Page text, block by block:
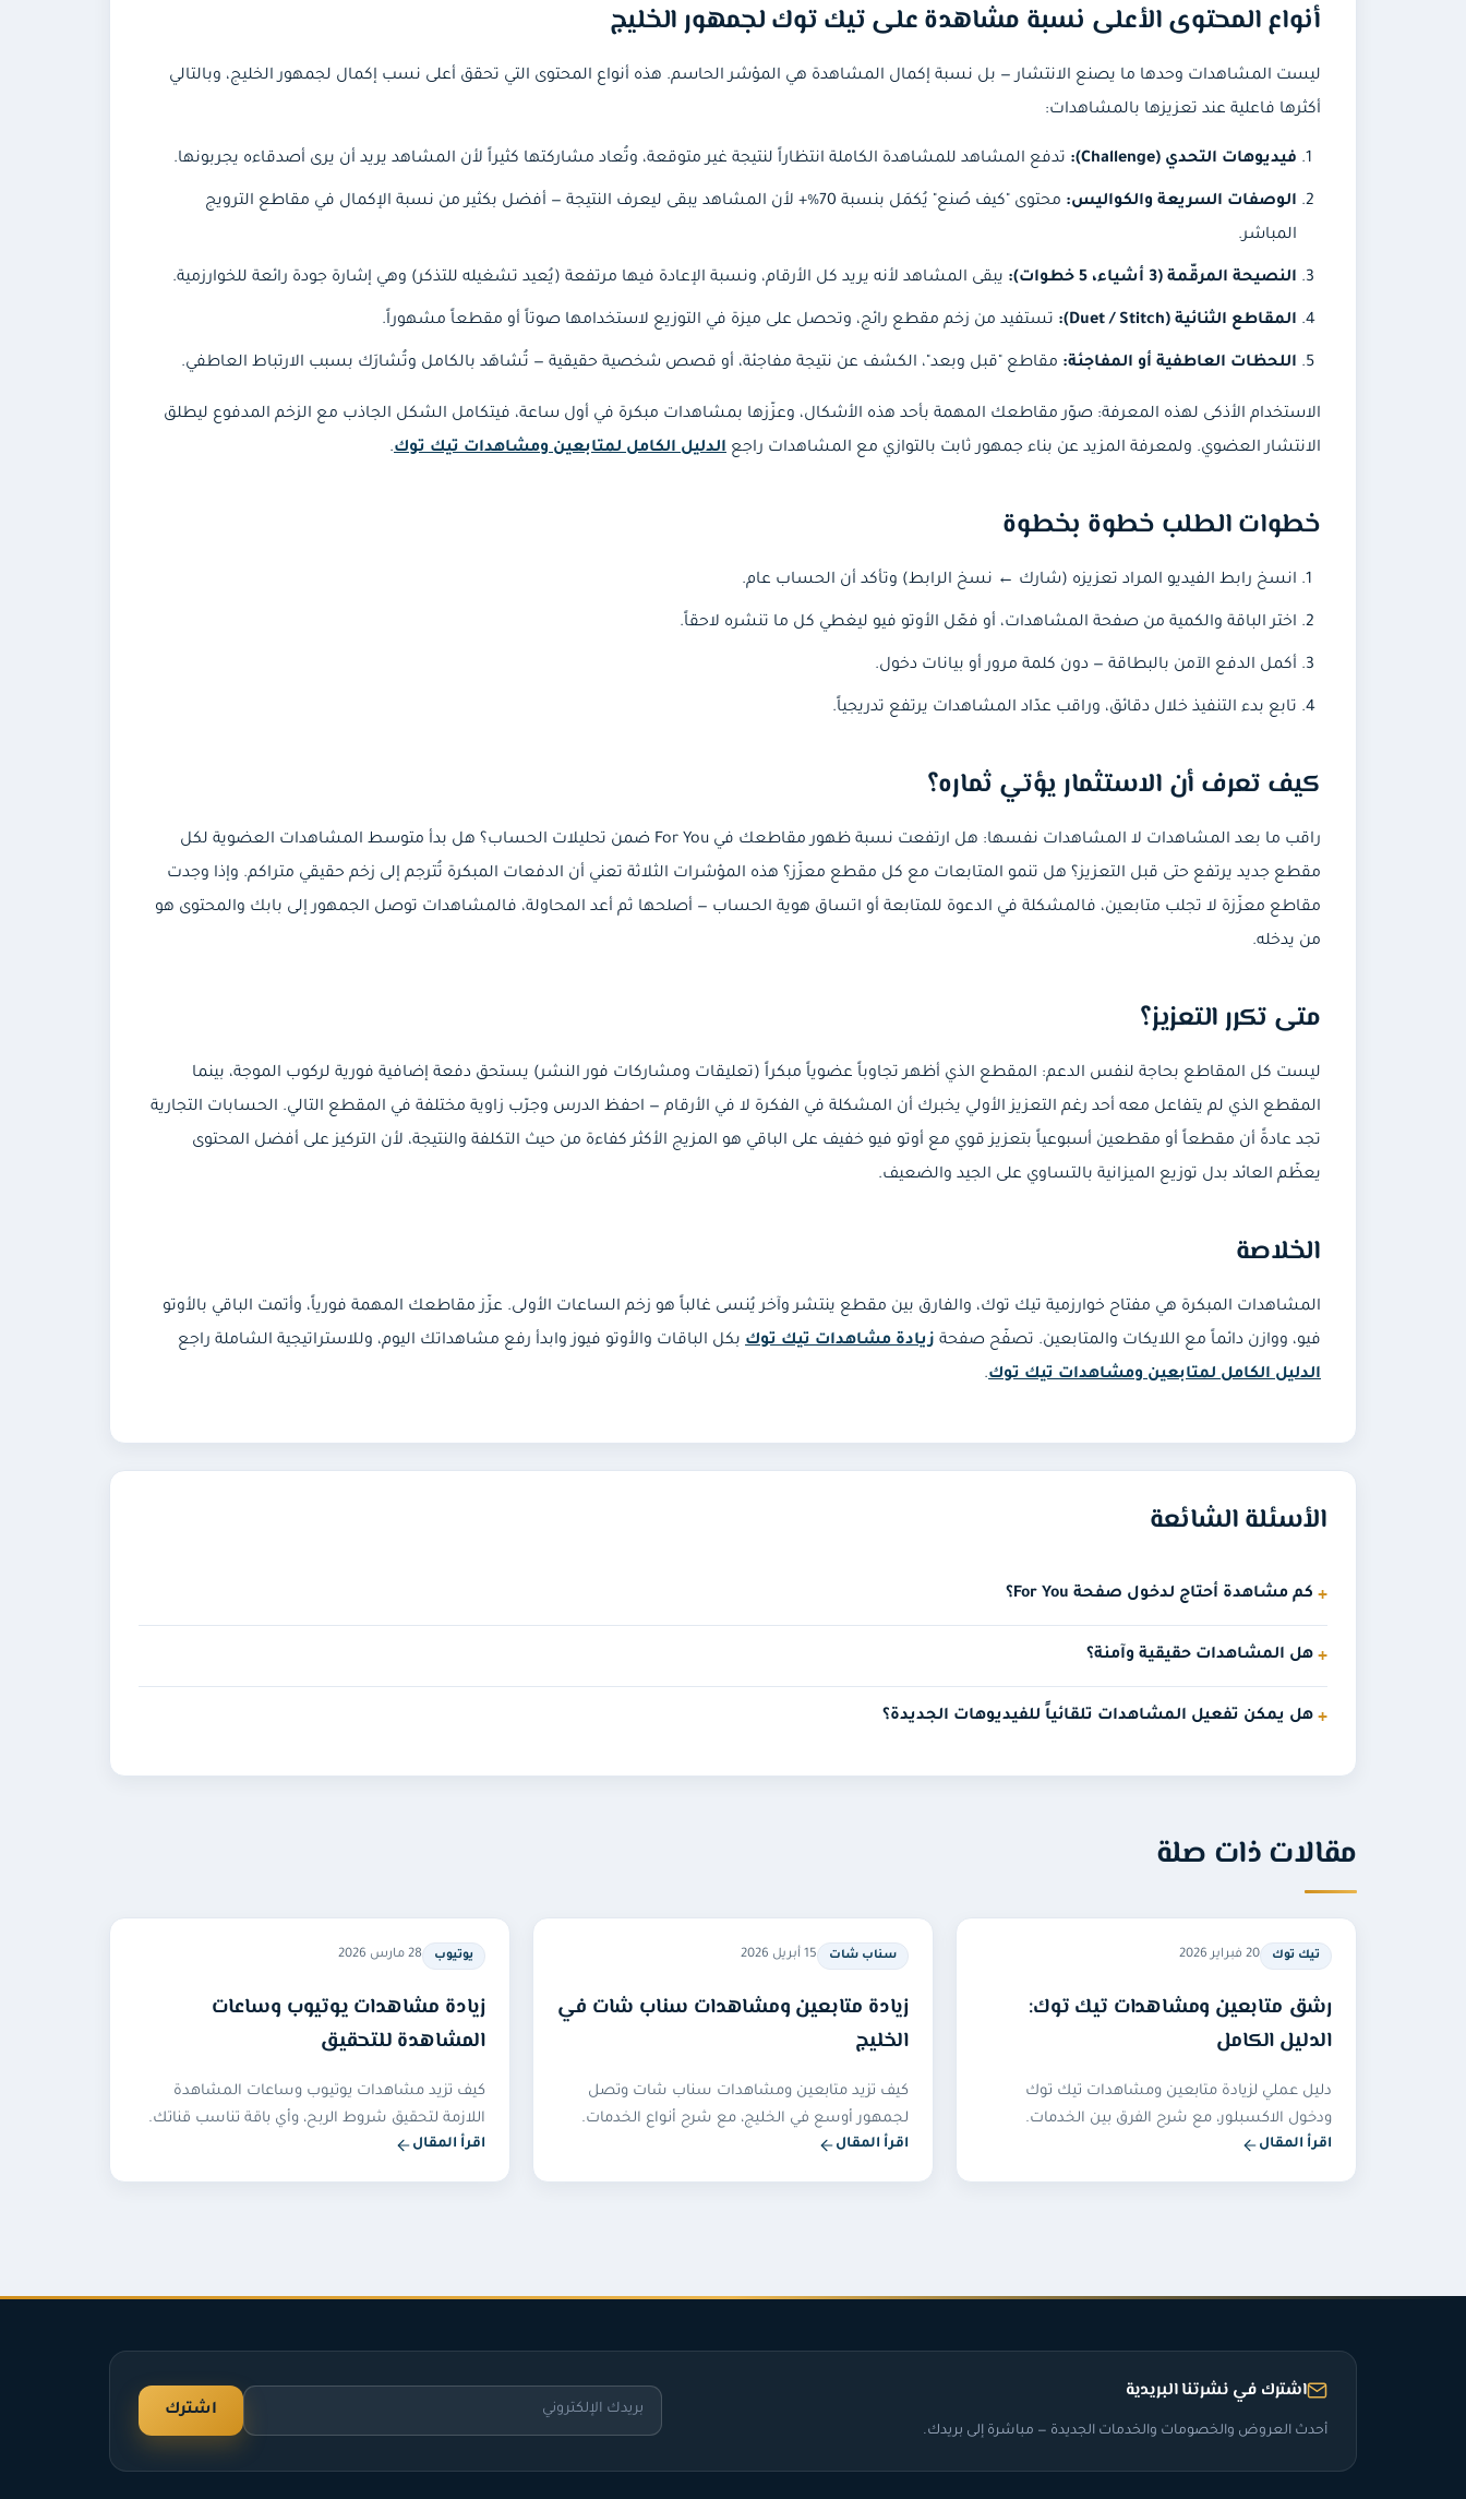
أنواع المحتوى الأعلى نسبة مشاهدة على تيك توك لجمهور الخليج
ليست المشاهدات وحدها ما يصنع الانتشار — بل نسبة إكمال المشاهدة هي المؤشر الحاسم. هذه أنواع المحتوى التي تحقق أعلى نسب إكمال لجمهور الخليج، وبالتالي
أكثرها فاعلية عند تعزيزها بالمشاهدات:
فيديوهات التحدي (Challenge): تدفع المشاهد للمشاهدة الكاملة انتظاراً لنتيجة غير متوقعة، وتُعاد مشاركتها كثيراً لأن المشاهد يريد أن يرى أصدقاءه يجربونها.
الوصفات السريعة والكواليس:
محتوى "كيف صُنع" يُكمَل بنسبة 70%+ لأن المشاهد يبقى ليعرف النتيجة — أفضل بكثير من نسبة الإكمال في مقاطع الترويج
المباشر.
النصيحة المرقّمة (3 أشياء، 5 خطوات): يبقى المشاهد لأنه يريد كل الأرقام، ونسبة الإعادة فيها مرتفعة (يُعيد تشغيله للتذكر) وهي إشارة جودة رائعة للخوارزمية.
المقاطع الثنائية (Duet / Stitch): تستفيد من زخم مقطع رائج، وتحصل على ميزة في التوزيع لاستخدامها صوتاً أو مقطعاً مشهوراً.
اللحظات العاطفية أو المفاجئة: مقاطع "قبل وبعد"، الكشف عن نتيجة مفاجئة، أو قصص شخصية حقيقية — تُشاهَد بالكامل وتُشارَك بسبب الارتباط العاطفي.
الاستخدام الأذكى لهذه المعرفة: صوّر مقاطعك المهمة بأحد هذه الأشكال، وعزّزها بمشاهدات مبكرة في أول ساعة، فيتكامل الشكل الجاذب مع الزخم المدفوع ليطلق
الانتشار العضوي. ولمعرفة المزيد عن بناء جمهور ثابت بالتوازي مع المشاهدات راجع الدليل الكامل لمتابعين ومشاهدات تيك توك.
خطوات الطلب خطوة بخطوة
انسخ رابط الفيديو المراد تعزيزه (شارك ← نسخ الرابط) وتأكد أن الحساب عام.
اختر الباقة والكمية من صفحة المشاهدات، أو فعّل الأوتو فيو ليغطي كل ما تنشره لاحقاً.
أكمل الدفع الآمن بالبطاقة — دون كلمة مرور أو بيانات دخول.
تابع بدء التنفيذ خلال دقائق، وراقب عدّاد المشاهدات يرتفع تدريجياً.
كيف تعرف أن الاستثمار يؤتي ثماره؟
راقب ما بعد المشاهدات لا المشاهدات نفسها: هل ارتفعت نسبة ظهور مقاطعك في For You ضمن تحليلات الحساب؟ هل بدأ متوسط المشاهدات العضوية لكل
مقطع جديد يرتفع حتى قبل التعزيز؟ هل تنمو المتابعات مع كل مقطع معزّز؟ هذه المؤشرات الثلاثة تعني أن الدفعات المبكرة تُترجم إلى زخم حقيقي متراكم. وإذا وجدت
مقاطع معزّزة لا تجلب متابعين، فالمشكلة في الدعوة للمتابعة أو اتساق هوية الحساب — أصلحها ثم أعد المحاولة، فالمشاهدات توصل الجمهور إلى بابك والمحتوى هو
من يدخله.
متى تكرر التعزيز؟
ليست كل المقاطع بحاجة لنفس الدعم: المقطع الذي أظهر تجاوباً عضوياً مبكراً (تعليقات ومشاركات فور النشر) يستحق دفعة إضافية فورية لركوب الموجة، بينما
المقطع الذي لم يتفاعل معه أحد رغم التعزيز الأولي يخبرك أن المشكلة في الفكرة لا في الأرقام — احفظ الدرس وجرّب زاوية مختلفة في المقطع التالي. الحسابات التجارية
تجد عادةً أن مقطعاً أو مقطعين أسبوعياً بتعزيز قوي مع أوتو فيو خفيف على الباقي هو المزيج الأكثر كفاءة من حيث التكلفة والنتيجة، لأن التركيز على أفضل المحتوى
يعظّم العائد بدل توزيع الميزانية بالتساوي على الجيد والضعيف.
الخلاصة
المشاهدات المبكرة هي مفتاح خوارزمية تيك توك، والفارق بين مقطع ينتشر وآخر يُنسى غالباً هو زخم الساعات الأولى. عزّز مقاطعك المهمة فورياً، وأتمت الباقي بالأوتو
فيو، ووازن دائماً مع اللايكات والمتابعين. تصفّح صفحة زيادة مشاهدات تيك توك بكل الباقات والأوتو فيوز وابدأ رفع مشاهداتك اليوم، وللاستراتيجية الشاملة راجع
الدليل الكامل لمتابعين ومشاهدات تيك توك.
الأسئلة الشائعة
كم مشاهدة أحتاج لدخول صفحة For You؟
هل المشاهدات حقيقية وآمنة؟
هل يمكن تفعيل المشاهدات تلقائياً للفيديوهات الجديدة؟
مقالات ذات صلة
تيك توك 20 فبراير 2026
رشق متابعين ومشاهدات تيك توك:
الدليل الكامل
دليل عملي لزيادة متابعين ومشاهدات تيك توك
ودخول الاكسبلور، مع شرح الفرق بين الخدمات.
اقرأ المقال
سناب شات 15 أبريل 2026
زيادة متابعين ومشاهدات سناب شات في
الخليج
كيف تزيد متابعين ومشاهدات سناب شات وتصل
لجمهور أوسع في الخليج، مع شرح أنواع الخدمات.
اقرأ المقال
يوتيوب 28 مارس 2026
زيادة مشاهدات يوتيوب وساعات
المشاهدة للتحقيق
كيف تزيد مشاهدات يوتيوب وساعات المشاهدة
اللازمة لتحقيق شروط الربح، وأي باقة تناسب قناتك.
اقرأ المقال
اشترك في نشرتنا البريدية
أحدث العروض والخصومات والخدمات الجديدة — مباشرة إلى بريدك.
اشترك